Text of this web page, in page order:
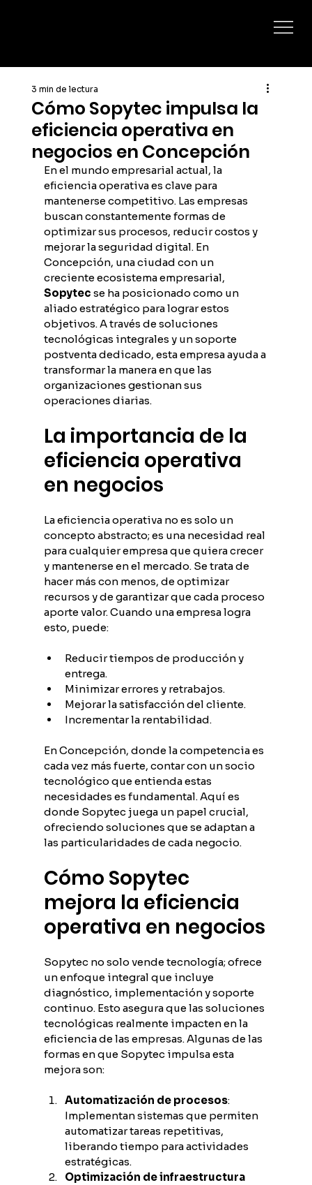
Cómo Sopytec impulsa la
eficiencia operativa en
negocios en Concepción
3 min de lectura
En el mundo empresarial actual, la
eficiencia operativa es clave para
mantenerse competitivo. Las empresas
buscan constantemente formas de
optimizar sus procesos, reducir costos y
mejorar la seguridad digital. En
Concepción, una ciudad con un
creciente ecosistema empresarial,
Sopytec se ha posicionado como un
aliado estratégico para lograr estos
objetivos. A través de soluciones
tecnológicas integrales y un soporte
postventa dedicado, esta empresa ayuda a
transformar la manera en que las
organizaciones gestionan sus
operaciones diarias.
La importancia de la
eficiencia operativa
en negocios
La eficiencia operativa no es solo un
concepto abstracto; es una necesidad real
para cualquier empresa que quiera crecer
y mantenerse en el mercado. Se trata de
hacer más con menos, de optimizar
recursos y de garantizar que cada proceso
aporte valor. Cuando una empresa logra
esto, puede:
Reducir tiempos de producción y
entrega.
Minimizar errores y retrabajos.
Mejorar la satisfacción del cliente.
Incrementar la rentabilidad.
En Concepción, donde la competencia es
cada vez más fuerte, contar con un socio
tecnológico que entienda estas
necesidades es fundamental. Aquí es
donde Sopytec juega un papel crucial,
ofreciendo soluciones que se adaptan a
las particularidades de cada negocio.
Cómo Sopytec
mejora la eficiencia
operativa en negocios
Sopytec no solo vende tecnología; ofrece
un enfoque integral que incluye
diagnóstico, implementación y soporte
continuo. Esto asegura que las soluciones
tecnológicas realmente impacten en la
eficiencia de las empresas. Algunas de las
formas en que Sopytec impulsa esta
mejora son:
Automatización de procesos:
Implementan sistemas que permiten
automatizar tareas repetitivas,
liberando tiempo para actividades
estratégicas.
Optimización de infraestructura